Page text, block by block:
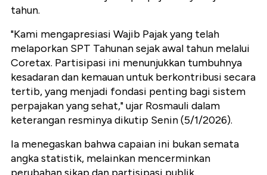
tahun.
"Kami mengapresiasi Wajib Pajak yang telah
melaporkan SPT Tahunan sejak awal tahun melalui
Coretax. Partisipasi ini menunjukkan tumbuhnya
kesadaran dan kemauan untuk berkontribusi secara
tertib, yang menjadi fondasi penting bagi sistem
perpajakan yang sehat," ujar Rosmauli dalam
keterangan resminya dikutip Senin (5/1/2026).
Ia menegaskan bahwa capaian ini bukan semata
angka statistik, melainkan mencerminkan